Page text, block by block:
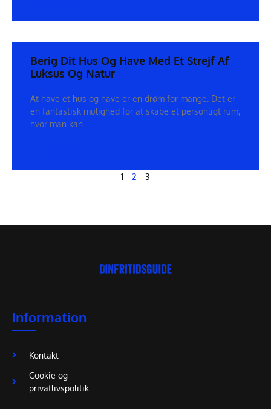
Berig Dit Hus Og Have Med Et Strejf Af
Luksus Og Natur
At have et hus og have er en drøm for mange. Det er
en fantastisk mulighed for at skabe et personligt rum,
hvor man kan
1 2 3
Information
Kontakt
Cookie og
privatlivspolitik